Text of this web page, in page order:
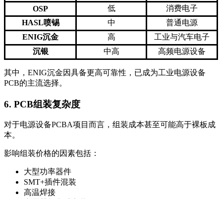
OSP
低
消费电子
HASL喷锡
中
普通电源
ENIG沉金
高
工业与汽车电子
沉银
中高 高频电源设备
其中，ENIG沉金因具备更高可靠性，已成为工业电源设备
PCB的主流选择。
6. PCB组装复杂度
对于电源设备PCBA项目而言，组装成本甚至可能高于裸板成
本。
影响组装价格的因素包括：
大型功率器件
SMT+插件混装
高温焊接